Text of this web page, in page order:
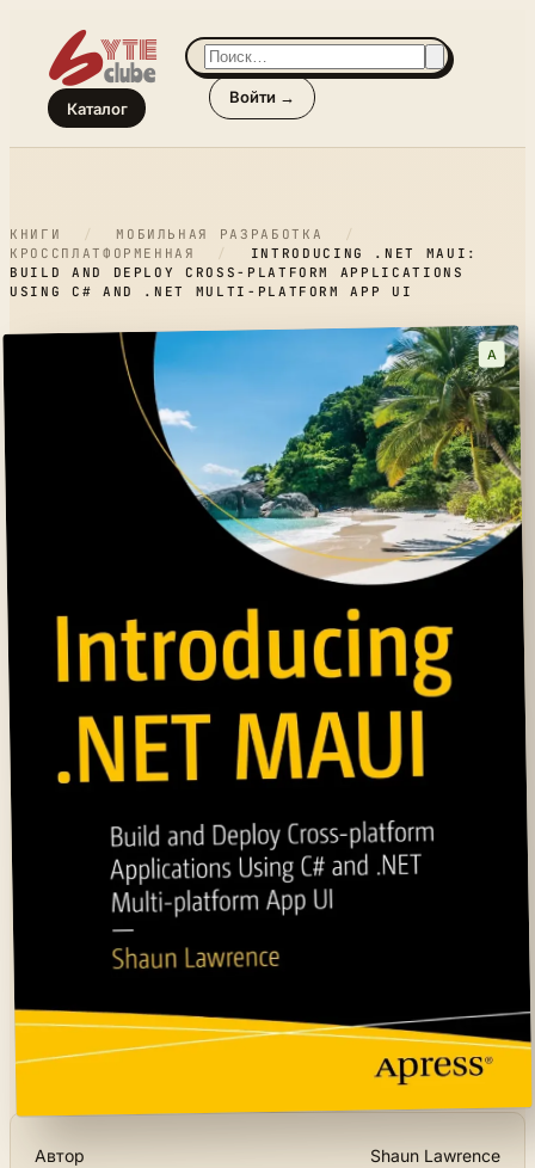
Каталог
Войти →
КНИГИ / МОБИЛЬНАЯ РАЗРАБОТКА
/
КРОССПЛАТФОРМЕННАЯ
/
INTRODUCING .NET MAUI:
BUILD AND DEPLOY CROSS-PLATFORM APPLICATIONS
USING C# AND .NET MULTI-PLATFORM APP UI
A
Автор Shaun Lawrence